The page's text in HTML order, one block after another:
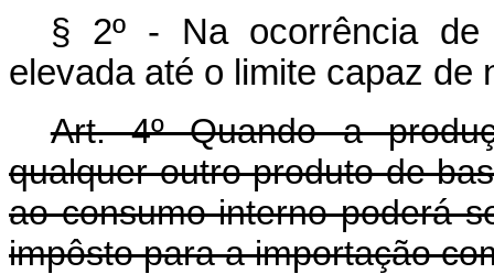
§ 2º - Na ocorrência de
elevada até o limite capaz de
Art. 4º Quando a
qualquer outro produto de
ao consumo interno poderá
impôsto para a importação